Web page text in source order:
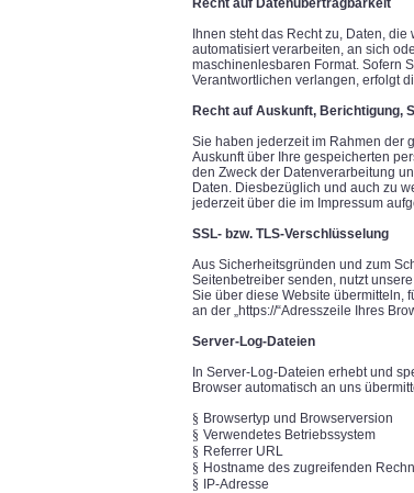
Recht auf Datenübertragbarkeit
Ihnen steht das Recht zu, Daten,
automatisiert verarbeiten, an sich
maschinenlesbaren Format. Sofern
Verantwortlichen verlangen, erfolgt
Recht auf Auskunft, Berichtigung,
Sie haben jederzeit im Rahmen der
Auskunft über Ihre gespeicherten
den Zweck der Datenverarbeitung
Daten. Diesbezüglich und auch zu
jederzeit über die im Impressum
SSL- bzw. TLS-Verschlüsselung
Aus Sicherheitsgründen und zum
Seitenbetreiber senden, nutzt
Sie über diese Website übermitteln,
an der „https://“Adresszeile Ihres
Server-Log-Dateien
In Server-Log-Dateien erhebt und
Browser automatisch an uns
§ Browsertyp und Browserversion
§ Verwendetes Betriebssystem
§ Referrer URL
§ Hostname des zugreifenden
§
IP-Adresse